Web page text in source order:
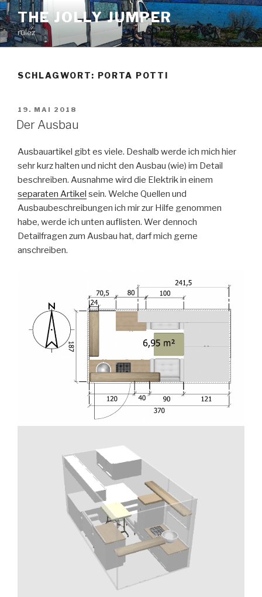
Zum
Inhalt
springen
THE JOLLY JUMPER
rulez
SCHLAGWORT: PORTA POTTI
VERÖFFENTLICHT
AM
19. MAI 2018
Der Ausbau
Ausbauartikel gibt es viele. Deshalb werde ich mich hier
sehr kurz halten und nicht den Ausbau (wie) im Detail
beschreiben. Ausnahme wird die Elektrik in einem
separaten Artikel sein. Welche Quellen und
Ausbaubeschreibungen ich mir zur Hilfe genommen
habe, werde ich unten auflisten. Wer dennoch
Detailfragen zum Ausbau hat, darf mich gerne
anschreiben.